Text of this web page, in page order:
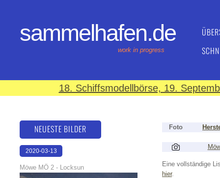
sammelhafen.de
work in progress
18. Schiffsmodellbörse, 19.
Foto
Eine vollständige
hier.
NEUESTE BILDER
2020-03-13
17:42:01
Möwe MÖ 2 - Locksun